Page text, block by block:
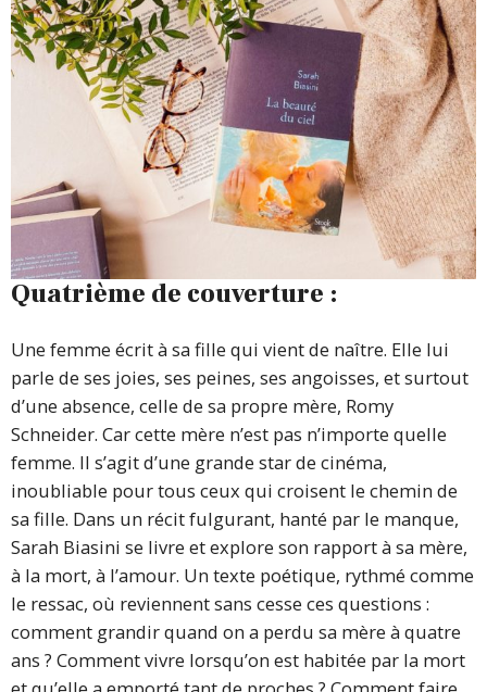
Quatrième de couverture :
Une femme écrit à sa fille qui vient de naître. Elle lui
parle de ses joies, ses peines, ses angoisses, et surtout
d’une absence, celle de sa propre mère, Romy
Schneider. Car cette mère n’est pas n’importe quelle
femme. Il s’agit d’une grande star de cinéma,
inoubliable pour tous ceux qui croisent le chemin de
sa fille. Dans un récit fulgurant, hanté par le manque,
Sarah Biasini se livre et explore son rapport à sa mère,
à la mort, à l’amour. Un texte poétique, rythmé comme
le ressac, où reviennent sans cesse ces questions :
comment grandir quand on a perdu sa mère à quatre
ans ? Comment vivre lorsqu’on est habitée par la mort